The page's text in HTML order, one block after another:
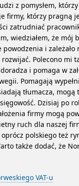
z pomysłem,
firmy, którzy pragną
zatrudniać
wiedziałem, że mój
powodzenia i zależało
Polecono mi
i pomaga w
Pomagają
tłumacza, mogą
Dzisiaj po
firmy mogą
ruch dla naszej
polskiego też
także dodać, że
VAT-u